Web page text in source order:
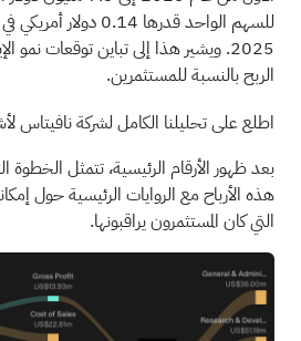
للسهم الواحد قدرها 0.14
2025. ويشير هذا إلى تباين توقعات
الربح بالنسبة للمستثمرين.
اطلع على تحليلنا الكامل لشركة نافيتاس
بعد ظهور الأرقام الرئيسية، تتمثل الخطوة
هذه الأرباح مع الروايات الرئيسية حول
التي كان المستثمرون يراقبونها.